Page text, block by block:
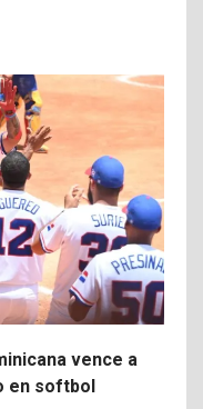
vence a
en softbol